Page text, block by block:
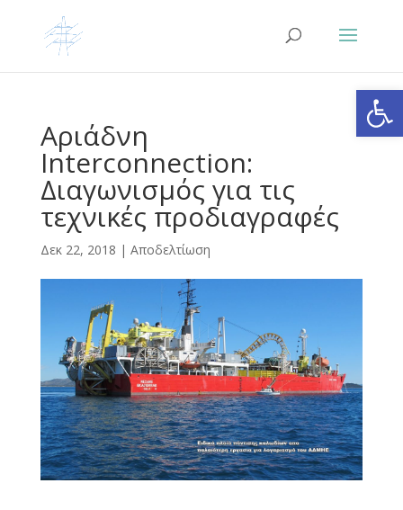
Αριάδνη
Interconnection:
Διαγωνισμός για τις
τεχνικές προδιαγραφές
Δεκ 22, 2018 | Αποδελτίωση